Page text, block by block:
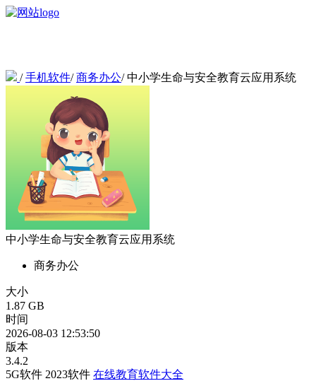
/手机软件/商务办公/中小学生命与安全教育云应用系统
中小学生命与安全教育云应用系统
商务办公
大小
1.87 GB
时间
2026-08-03 12:53:50
版本
3.4.2
5G软件 2023软件 在线教育软件大全